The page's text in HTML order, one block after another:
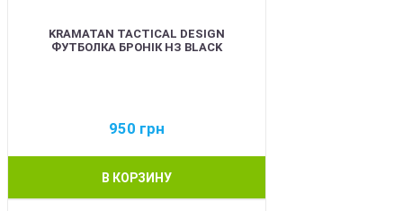
KRAMATAN TACTICAL DESIGN
ФУТБОЛКА БРОНІК НЗ BLACK
950 грн
В КОРЗИНУ